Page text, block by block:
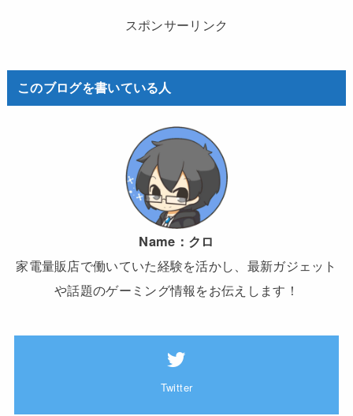
スポンサーリンク
このブログを書いている人
Name： クロ
家電量販店で働いていた経験を活かし、最新ガジェット
や話題のゲーミング情報をお伝えします！
Twitter